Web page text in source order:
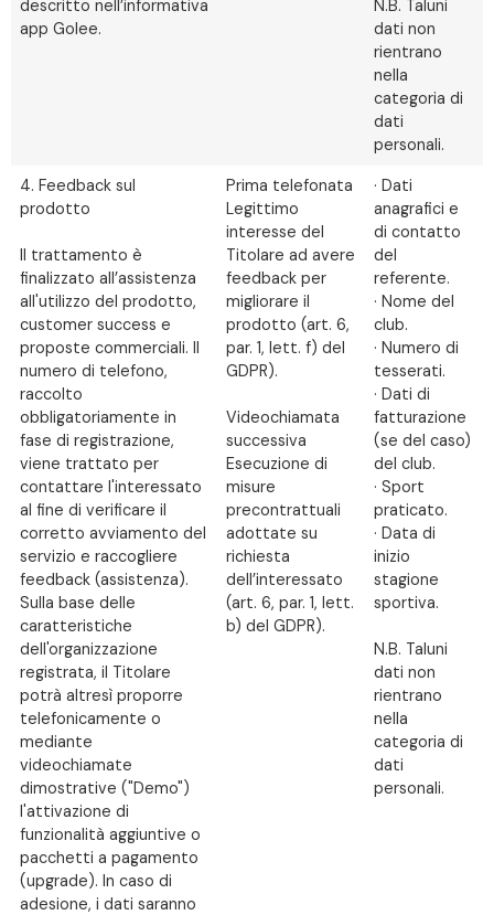
descritto nell’informativa
app Golee.
N.B. Taluni
dati non
rientrano
nella
categoria di
dati
personali.
4. Feedback sul
prodotto
Il trattamento è
finalizzato all’assistenza
all'utilizzo del prodotto,
customer success e
proposte commerciali. Il
numero di telefono,
raccolto
obbligatoriamente in
fase di registrazione,
viene trattato per
contattare l'interessato
al fine di verificare il
corretto avviamento del
servizio e raccogliere
feedback (assistenza).
Sulla base delle
caratteristiche
dell'organizzazione
registrata, il Titolare
potrà altresì proporre
telefonicamente o
mediante
videochiamate
dimostrative ("Demo")
l'attivazione di
funzionalità aggiuntive o
pacchetti a pagamento
(upgrade). In caso di
adesione, i dati saranno
Prima telefonata
Legittimo
interesse del
Titolare ad avere
feedback per
migliorare il
prodotto (art. 6,
par. 1, lett. f) del
GDPR).
Videochiamata
successiva
Esecuzione di
misure
precontrattuali
adottate su
richiesta
dell’interessato
(art. 6, par. 1, lett.
b) del GDPR).
· Dati
anagrafici e
di contatto
del
referente.
· Nome del
club.
· Numero di
tesserati.
· Dati di
fatturazione
(se del caso)
del club.
· Sport
praticato.
· Data di
inizio
stagione
sportiva.
N.B. Taluni
dati non
rientrano
nella
categoria di
dati
personali.